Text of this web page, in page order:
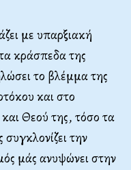
με υπαρξιακή
κράσπεδα της
το βλέμμα της
και στο
Θεού της, τόσο τα
την
μάς ανυψώνει στην